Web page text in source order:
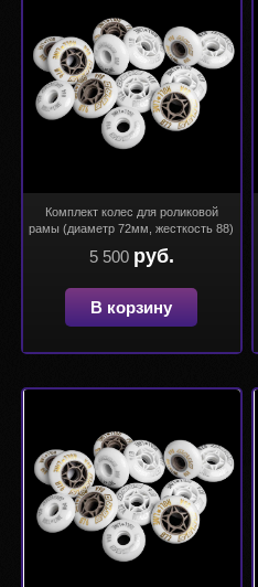
Комплект колес для роликовой
рамы (диаметр 72мм, жесткость 88)
5 500 руб.
В корзину